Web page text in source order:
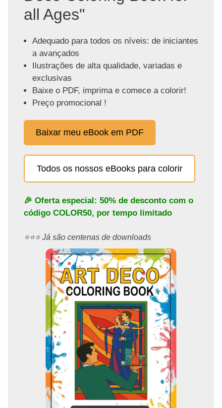
all Ages"
Adequado para todos os níveis: de iniciantes
a avançados
Ilustrações de alta qualidade, variadas e
exclusivas
Baixe o PDF, imprima e comece a colorir!
Preço promocional !
Baixar meu eBook em PDF
Todos os nossos eBooks para colorir
🎉 Oferta especial: 50% de desconto com o
código COLOR50, por tempo limitado
⭐️⭐️⭐️ Já são centenas de downloads